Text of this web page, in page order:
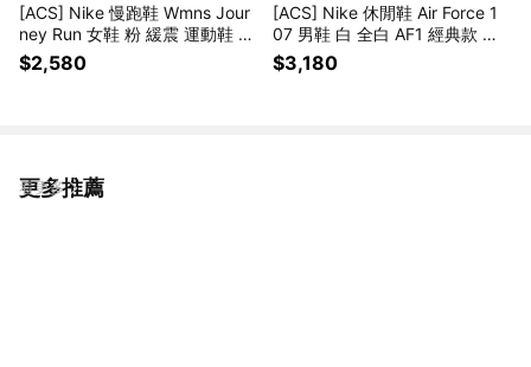
[ACS] Nike 慢跑鞋 Wmns Jour
ney Run 女鞋 粉 緩震 運動鞋 FJ
7765-502
$2,580
[ACS] Nike 休閒鞋 Air Force 1
07 男鞋 白 全白 AF1 經典款 小
白鞋 CW2288111
$3,180
更多推薦
看更多